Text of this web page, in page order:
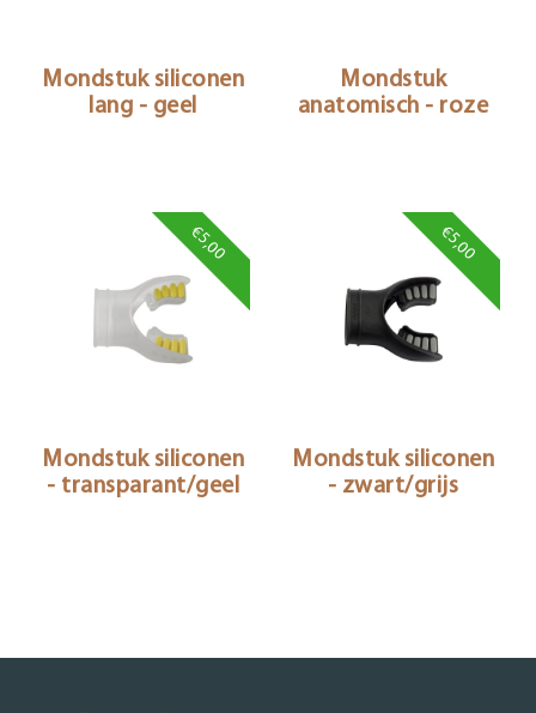
Mondstuk siliconen
lang - geel
Mondstuk
anatomisch - roze
€5,00
Mondstuk siliconen
- transparant/geel
€5,00
Mondstuk siliconen
- zwart/grijs